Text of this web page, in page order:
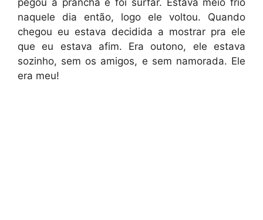
pegou a prancha e foi surfar. Estava meio frio
naquele dia então, logo ele voltou. Quando
chegou eu estava decidida a mostrar pra ele
que eu estava afim. Era outono, ele estava
sozinho, sem os amigos, e sem namorada. Ele
era meu!